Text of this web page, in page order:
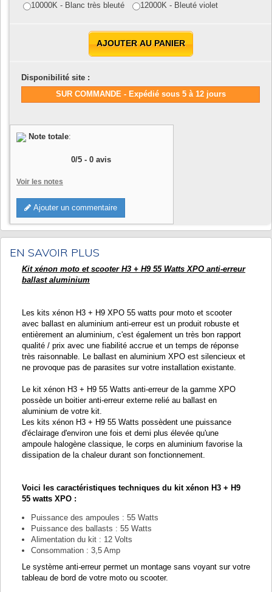
10000K - Blanc très bleuté
12000K - Bleuté violet
AJOUTER AU PANIER
Disponibilité site :
SUR COMMANDE - Expédié sous 5 à 12 jours
Note totale:
0/5 - 0 avis
Voir les notes
Ajouter un commentaire
EN SAVOIR PLUS
Kit xénon moto et scooter H3 + H9 55 Watts XPO anti-erreur
ballast aluminium
Les kits xénon H3 + H9 XPO 55 watts pour moto et scooter
avec ballast en aluminium anti-erreur est un produit robuste et
entièrement an aluminium, c'est également un très bon rapport
qualité / prix avec une fiabilité accrue et un temps de réponse
très raisonnable. Le ballast en aluminium XPO est silencieux et
ne provoque pas de parasites sur votre installation existante.
Le kit xénon H3 + H9 55 Watts anti-erreur de la gamme XPO
possède un boitier anti-erreur externe relié au ballast en
aluminium de votre kit.
Les kits xénon H3 + H9 55 Watts possèdent une puissance
d'éclairage d'environ une fois et demi plus élevée qu'une
ampoule halogène classique, le corps en aluminium favorise la
dissipation de la chaleur durant son fonctionnement.
Voici les caractéristiques techniques du kit xénon H3 + H9
55 watts XPO :
Puissance des ampoules : 55 Watts
Puissance des ballasts : 55 Watts
Alimentation du kit : 12 Volts
Consommation : 3,5 Amp
Le système anti-erreur permet un montage sans voyant sur votre
tableau de bord de votre moto ou scooter.